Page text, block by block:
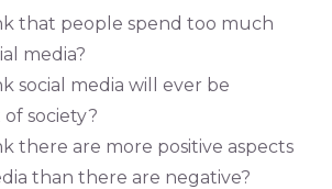
that people spend too much
media?
social media will ever be
society?
there are more positive aspects
than there are negative?